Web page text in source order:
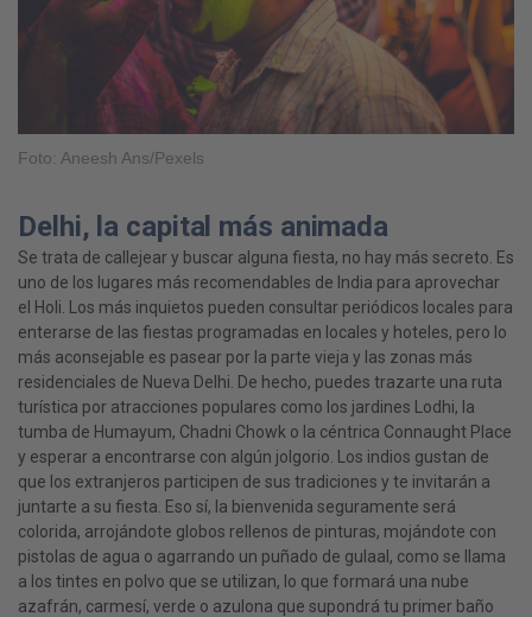
Foto: Aneesh Ans/Pexels
Delhi, la capital más animada
Se trata de callejear y buscar alguna fiesta, no hay más secreto. Es
uno de los lugares más recomendables de India para aprovechar
el Holi. Los más inquietos pueden consultar periódicos locales para
enterarse de las fiestas programadas en locales y hoteles, pero lo
más aconsejable es pasear por la parte vieja y las zonas más
residenciales de Nueva Delhi. De hecho, puedes trazarte una ruta
turística por atracciones populares como los jardines Lodhi, la
tumba de Humayum, Chadni Chowk o la céntrica Connaught Place
y esperar a encontrarse con algún jolgorio. Los indios gustan de
que los extranjeros participen de sus tradiciones y te invitarán a
juntarte a su fiesta. Eso sí, la bienvenida seguramente será
colorida, arrojándote globos rellenos de pinturas, mojándote con
pistolas de agua o agarrando un puñado de gulaal, como se llama
a los tintes en polvo que se utilizan, lo que formará una nube
azafrán, carmesí, verde o azulona que supondrá tu primer baño